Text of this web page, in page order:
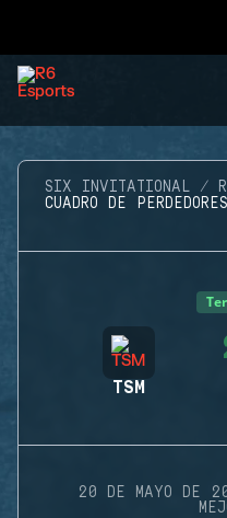
SIX INVITATIONAL
CUADRO DE
TSM
20 DE MAYO DE